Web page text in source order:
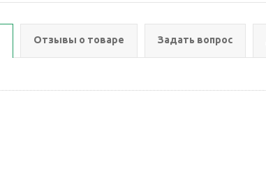
Отзывы о товаре Задать вопрос